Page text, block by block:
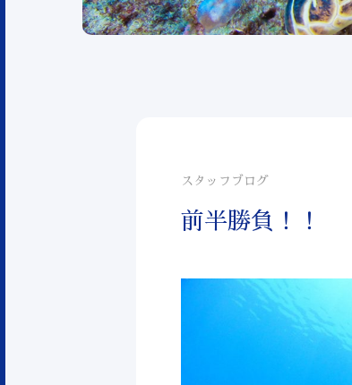
スタッフブログ
前半勝負！！